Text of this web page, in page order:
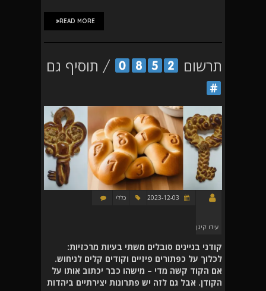
READ MORE
תרשום / תוסיף גם
עידו קינן
כללי
קודני בניינים סובלים משתי בעיות מרכזיות:
לכלוך על כפתורים פיזיים וקודים קלים לניחוש.
אם הקוד קשה מדי – מישהו כבר יכתוב אותו על
הקודן. אבל גם לזה יש פתרונות יצירתיים ביהדות